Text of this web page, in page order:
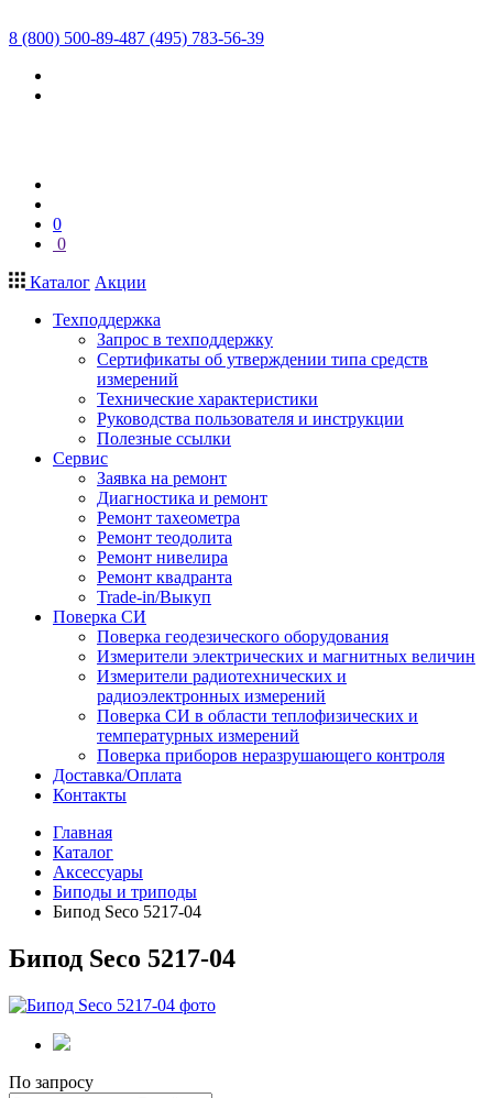
8 (800) 500-89-487 (495) 783-56-39
0
0
Каталог Акции
Техподдержка
Запрос в техподдержку
Сертификаты об утверждении типа средств
измерений
Технические характеристики
Руководства пользователя и инструкции
Полезные ссылки
Сервис
Заявка на ремонт
Диагностика и ремонт
Ремонт тахеометра
Ремонт теодолита
Ремонт нивелира
Ремонт квадранта
Trade-in/Выкуп
Поверка СИ
Поверка геодезического оборудования
Измерители электрических и магнитных величин
Измерители радиотехнических и
радиоэлектронных измерений
Поверка СИ в области теплофизических и
температурных измерений
Поверка приборов неразрушающего контроля
Доставка/Оплата
Контакты
Главная
Каталог
Аксессуары
Биподы и триподы
Бипод Seco 5217-04
Бипод Seco 5217-04
По запросу